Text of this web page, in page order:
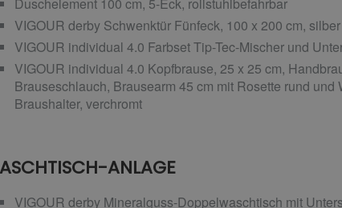
Duschelement 100 cm, 5-Eck, rollstuhlbefahrbar
VIGOUR derby Schwenktür Fünfeck, 100 x 200 cm,
VIGOUR individual 4.0 Farbset Tip-Tec-Mischer und
VIGOUR individual 4.0 Kopfbrause, 25 x 25 cm,
Brauseschlauch, Brausearm 45 cm mit Rosette rund
Braushalter, verchromt
ANLAGE
VIGOUR derby Mineralguss-Doppelwaschtisch mit